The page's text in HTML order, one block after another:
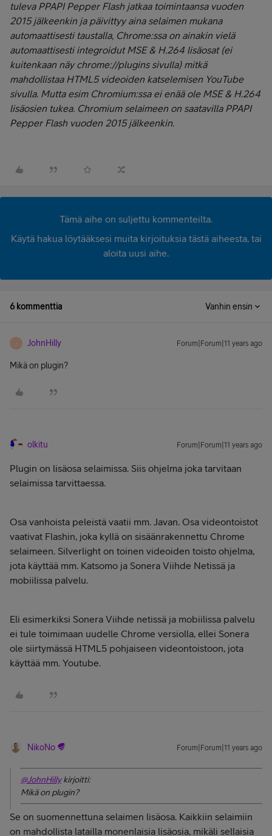
tuleva PPAPI Pepper Flash jatkaa toimintaansa vuoden
2015 jälkeenkin ja päivittyy aina selaimen mukana
automaattisesti taustalla, Chrome:ssa on ainakin vielä
automaattisesti integroidutMSE & H.264 lisäosat (ei
kuitenkaan näy chrome://plugins sivulla) mitkä
mahdollistaa HTML5 videoiden katselemisen YouTube
sivulla. Mutta esim Chromium:ssa ei enää ole MSE & H.264
lisäosien tukea. Chromium selaimeen on saatavilla PPAPI
Pepper Flash vuoden 2015 jälkeenkin.
Tämä aihe on suljettu kommenteilta.
Käytä hakua löytääksesi muita kirjoituksia tästä aiheesta, tai
aloita uusi aihe.
6 kommenttia Vanhin ensin
J JohnHilly Forum|Forum|11 years ago
Mikä on plugin?
olkitu Forum|Forum|11 years ago
Plugin on lisäosa selaimissa. Siis ohjelma joka tarvitaan
selaimissa tarvittaessa.
Osa vanhoista peleistä vaatii mm. Javan. Osa videontoistot
vaativat Flashin, joka kyllä on sisäänrakennettu Chrome
selaimeen. Silverlight on toinen videoiden toisto ohjelma,
jota käyttää mm. Katsomo ja Sonera Viihde Netissä ja
mobiilissa palvelu.
Eli esimerkiksi Sonera Viihde netissä ja mobiilissa palvelu
ei tule toimimaan uudelle Chrome versiolla, ellei Sonera
ole siirtymässä HTML5 pohjaiseen videontoistoon, jota
käyttää mm. Youtube.
NikoNo Forum|Forum|11 years ago
@JohnHillykirjoitti:
Mikä on plugin?
Se on suomennettuna selaimen lisäosa. Kaikkiin selaimiin
on mahdollista latailla monenlaisia lisäosia, mikäli sellaisia